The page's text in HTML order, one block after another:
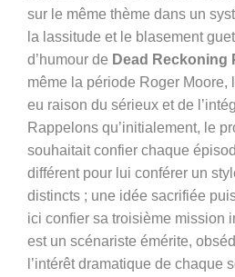
sur le même thème dans un
la lassitude et le blasement
d’humour de Dead Reckoning
même la période Roger Moore,
eu raison du sérieux et de
Rappelons qu’initialement, le
souhaitait confier chaque
différent pour lui conférer un
distincts ; une idée sacrifiée
ici confier sa troisième mission
est un scénariste émérite,
l’intérêt dramatique de chaque